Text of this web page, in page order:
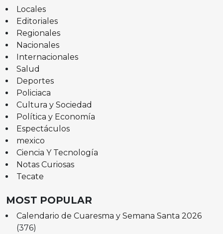
Locales
Editoriales
Regionales
Nacionales
Internacionales
Salud
Deportes
Policiaca
Cultura y Sociedad
Política y Economía
Espectáculos
mexico
Ciencia Y Tecnología
Notas Curiosas
Tecate
MOST POPULAR
Calendario de Cuaresma y Semana Santa 2026
(376)